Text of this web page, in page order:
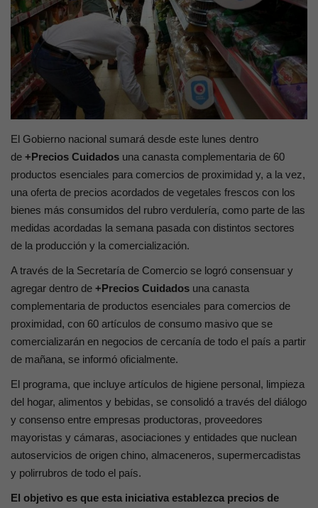
Sociedad
Contacto
El Gobierno nacional sumará desde este lunes dentro
de +Precios Cuidados una canasta complementaria de 60
productos esenciales para comercios de proximidad y, a la vez,
una oferta de precios acordados de vegetales frescos con los
bienes más consumidos del rubro verdulería, como parte de las
medidas acordadas la semana pasada con distintos sectores
de la producción y la comercialización.
A través de la Secretaría de Comercio se logró consensuar y
agregar dentro de +Precios Cuidados una canasta
complementaria de productos esenciales para comercios de
proximidad, con 60 artículos de consumo masivo que se
comercializarán en negocios de cercanía de todo el país a partir
de mañana, se informó oficialmente.
El programa, que incluye artículos de higiene personal, limpieza
del hogar, alimentos y bebidas, se consolidó a través del diálogo
y consenso entre empresas productoras, proveedores
mayoristas y cámaras, asociaciones y entidades que nuclean
autoservicios de origen chino, almaceneros, supermercadistas
y polirrubros de todo el país.
El objetivo es que esta iniciativa establezca precios de